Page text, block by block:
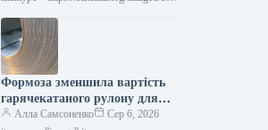
Компанії ДМЗ Друкувати 93 06
Серпня 2026 ДМЗ у липні виробив 5,5
тис. т…
Формоза зменшила вартість
гарячекатаного рулону для
вересневої реалізації
Алла Самсоненко
Сер 6, 2026